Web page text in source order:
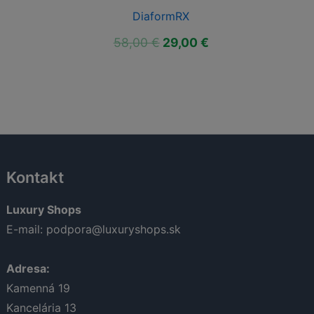
DiaformRX
58,00€ Pôvodná
29,00 €Aktuálna
Kontakt
Luxury Shops
E-mail: podpora@luxuryshops.sk
Adresa:
Kamenná 19
Kancelária 13